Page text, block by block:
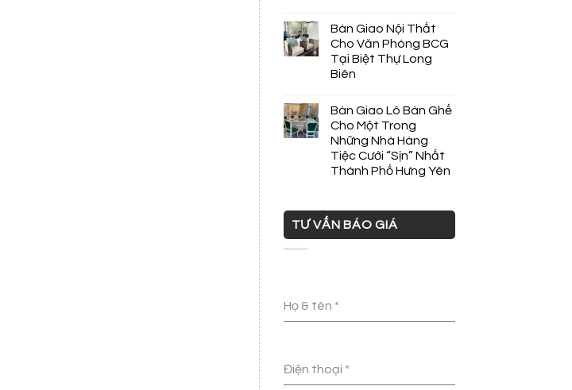
Bàn Giao Nội Thất
Cho Văn Phòng BCG
Tại Biệt Thự Long
Biên
Bàn Giao Lô Bàn Ghế
Cho Một Trong
Những Nhà Hàng
Tiệc Cưới “Sịn” Nhất
Thành Phố Hưng Yên
TƯ VẤN BÁO GIÁ
Họ & tên *
Điện thoại *